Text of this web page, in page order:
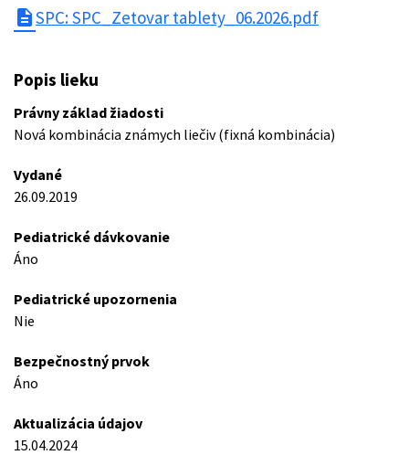
descriptionSPC: SPC_Zetovar tablety_06.2026.pdf
Popis lieku
Právny základ žiadosti
Nová kombinácia známych liečiv (fixná kombinácia)
Vydané
26.09.2019
Pediatrické dávkovanie
Áno
Pediatrické upozornenia
Nie
Bezpečnostný prvok
Áno
Aktualizácia údajov
15.04.2024